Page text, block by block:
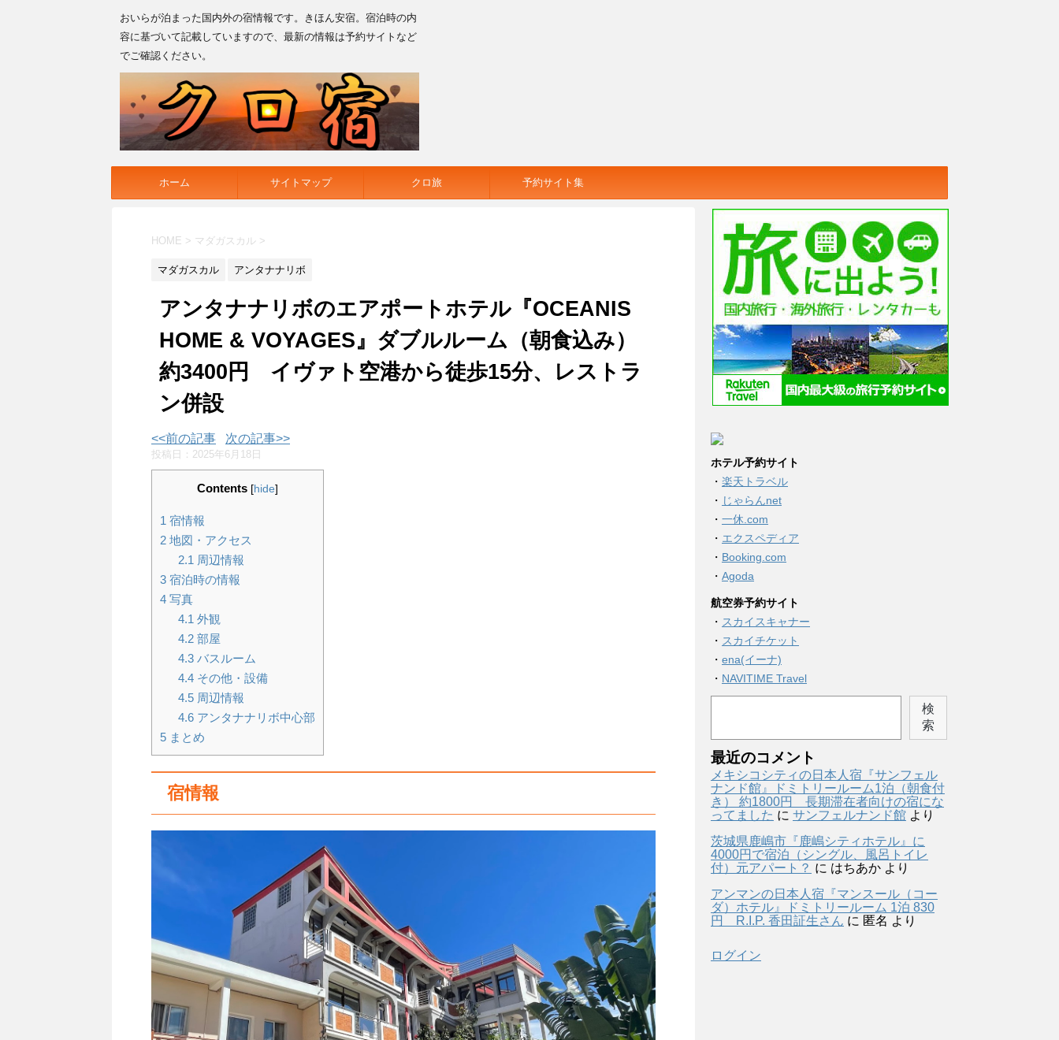
おいらが泊まった国内外の宿情報です。きほん安宿。宿泊時の内
容に基づいて記載していますので、最新の情報は予約サイトなど
でご確認ください。
ホーム サイトマップ クロ旅 予約サイト集
HOME > マダガスカル >
マダガスカル アンタナナリボ
アンタナナリボのエアポートホテル『OCEANIS
HOME & VOYAGES』ダブルルーム（朝食込み）
約3400円 イヴァト空港から徒歩15分、レストラ
ン併設
<<前の記事 次の記事>>
投稿日： 2025年6月18日
Contents [hide]
1 宿情報
2 地図・アクセス
2.1 周辺情報
3 宿泊時の情報
4 写真
4.1 外観
4.2部屋
4.3バスルーム
4.4その他・設備
4.5周辺情報
4.6アンタナナリボ中心部
5 まとめ
宿情報
ホテル予約サイト
・ 楽天トラベル
・ じゃらんnet
・ 一休.com
・ エクスペディア
・ Booking.com
・ Agoda
航空券予約サイト
・ スカイスキャナー
・ スカイチケット
・ ena(イーナ)
・ NAVITIME Travel
検
索
最近のコメント
メキシコシティの日本人宿『サンフェル
ナンド館』ドミトリールーム1泊（朝食付
き） 約1800円 長期滞在者向けの宿にな
ってました に サンフェルナンド館 より
茨城県鹿嶋市『鹿嶋シティホテル』に
4000円で宿泊（シングル、風呂トイレ
付）元アパート？ に はちあか より
アンマンの日本人宿『マンスール（コー
ダ）ホテル』ドミトリールーム 1泊 830
円 R.I.P. 香田証生さん に 匿名 より
ログイン